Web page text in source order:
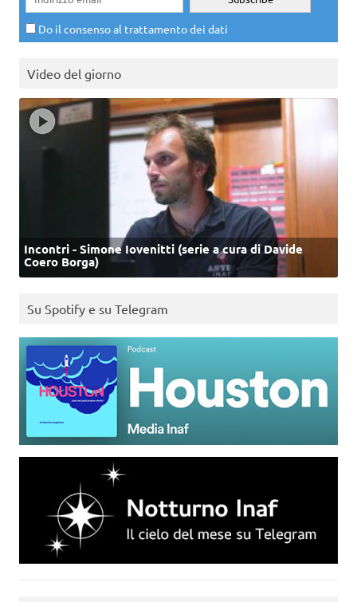
Do il consenso al trattamento dei dati
Video del giorno
Incontri - Simone Iovenitti (serie a cura di Davide
Coero Borga)
Su Spotify e su Telegram